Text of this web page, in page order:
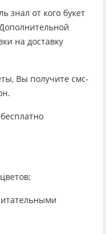
знал от кого букет
на доставку
Вы получите смс-